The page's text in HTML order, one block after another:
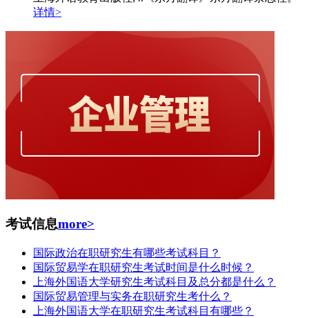
详情>
考试信息more>
国际政治在职研究生有哪些考试科目？
国际贸易学在职研究生考试时间是什么时候？
上海外国语大学研究生考试科目及总分都是什么？
国际贸易管理与实务在职研究生考什么？
上海外国语大学在职研究生考试科目有哪些？